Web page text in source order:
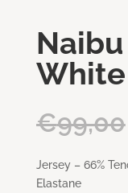
White
€99,00
Jersey – 66%
Elastane